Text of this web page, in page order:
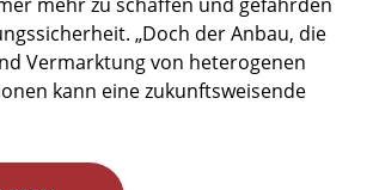
„Doch der Anbau, die
Vermarktung von heterogenen
kann eine zukunftsweisende